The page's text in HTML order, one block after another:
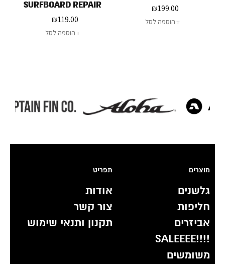
SURFBOARD REPAIR
KIT
₪119.00
הוספה לסל
₪199.00
הוספה לסל
מוצרים
גלשנים
חליפות
אביזרים
!!!!SALEEEE
משומשים
תפריט
אודות
צור קשר
תקנון ותנאי שימוש